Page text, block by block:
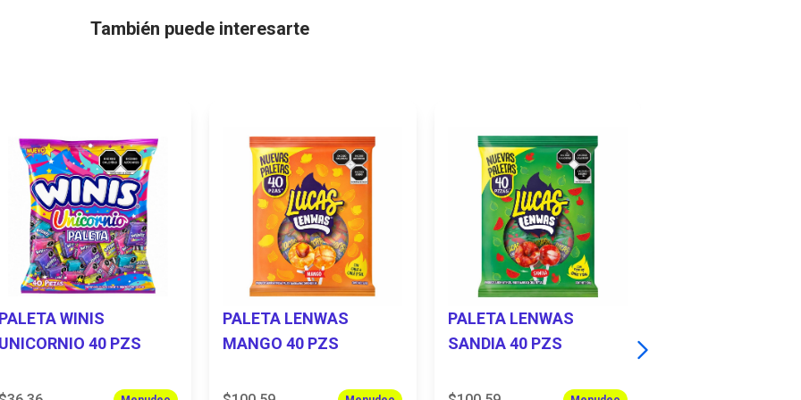
También puede interesarte
PALETA WINIS
UNICORNIO 40 PZS
PALETA LENWAS
MANGO 40 PZS
PALETA LENWAS
SANDIA 40 PZS